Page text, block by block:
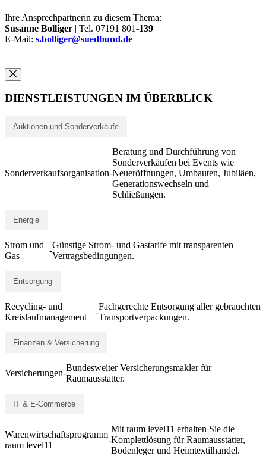
Ihre Ansprechpartnerin zu diesem Thema:
Susanne Bolliger | Tel. 07191 801-139
E-Mail: s.bolliger@suedbund.de
DIENSTLEISTUNGEN IM ÜBERBLICK
Auktionen und Sonderverkäufe
Sonderverkaufsorganisation-
Beratung und Durchführung von
Sonderverkäufen bei Events wie
Neueröffnungen, Umbauten, Jubiläen,
Generationswechseln und
Schließungen.
Energie
Strom und
Gas
-
Günstige Strom- und Gastarife mit transparenten
Vertragsbedingungen.
Entsorgung
Recycling- und
Kreislaufmanagement
-
Fachgerechte Entsorgung aller gebrauchten
Transportverpackungen.
Finanzen & Versicherung
Versicherungen-
Bundesweiter Versicherungsmakler für
Raumausstatter.
IT & E-Commerce
Warenwirtschaftsprogramm
raum level11
-
Mit raum level11 erhalten Sie die
Komplettlösung für Raumausstatter,
Bodenleger und Heimtextilhandel.